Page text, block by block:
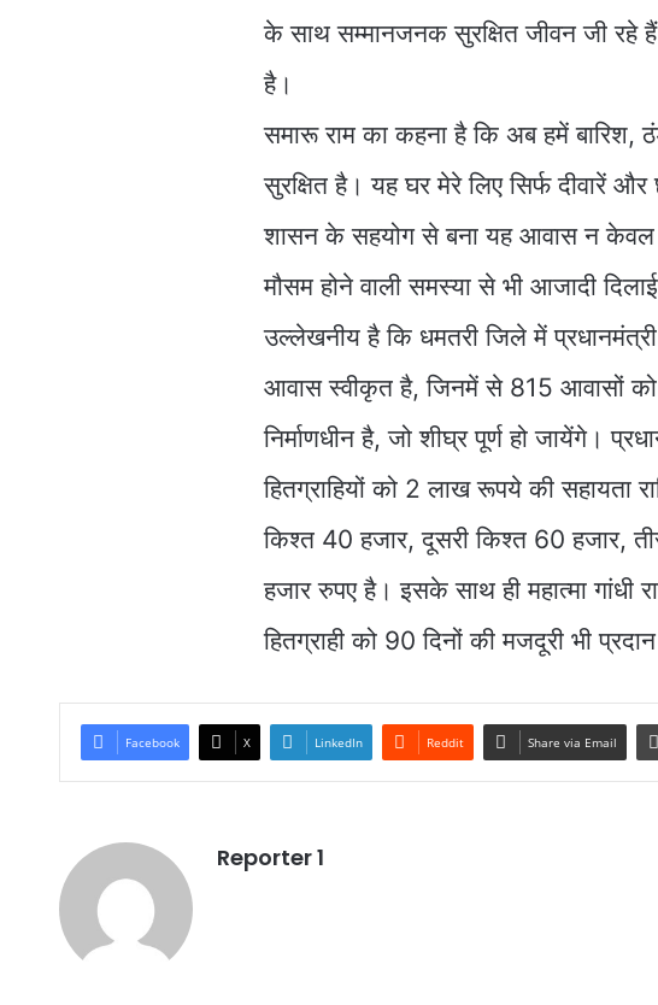
के साथ सम्मानजनक सुरक्षित जीवन जी
है।
समारू राम का कहना है कि अब हमें बारिश, ठंड
सुरक्षित है। यह घर मेरे लिए सिर्फ दीवारें
शासन के सहयोग से बना यह आवास न केवल
मौसम होने वाली समस्या से भी आजादी
उल्लेखनीय है कि धमतरी जिले में
आवास स्वीकृत है, जिनमें से 815 आवासों
निर्माणधीन है, जो शीघ्र पूर्ण हो जायेंगे।
हितग्राहियों को 2 लाख रूपये की सहायता
किश्त 40 हजार, दूसरी किश्त 60 हजार,
हजार रुपए है। इसके साथ ही महात्मा गांधी
हितग्राही को 90 दिनों की मजदूरी भी
Facebook X LinkedIn Reddit Share via Email
Reporter 1